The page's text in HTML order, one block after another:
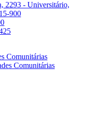
2293 - Universitário,
900